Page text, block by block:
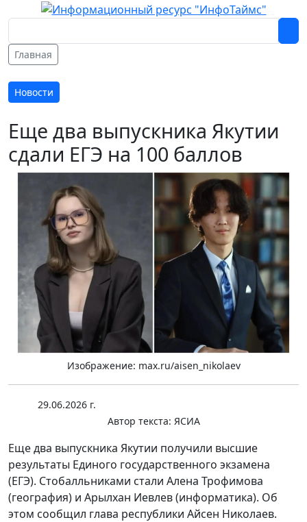
Главная
Новости
Еще два выпускника Якутии
сдали ЕГЭ на 100 баллов
Изображение: max.ru/aisen_nikolaev
29.06.2026 г.
Автор текста: ЯСИА
Еще два выпускника Якутии получили высшие
результаты Единого государственного экзамена
(ЕГЭ). Стобалльниками стали Алена Трофимова
(география) и Арылхан Иевлев (информатика). Об
этом сообщил глава республики Айсен Николаев.